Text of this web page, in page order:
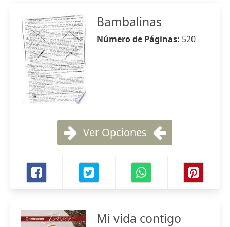
Bambalinas
Número de Páginas: 520
Ver Opciones
Mi vida contigo